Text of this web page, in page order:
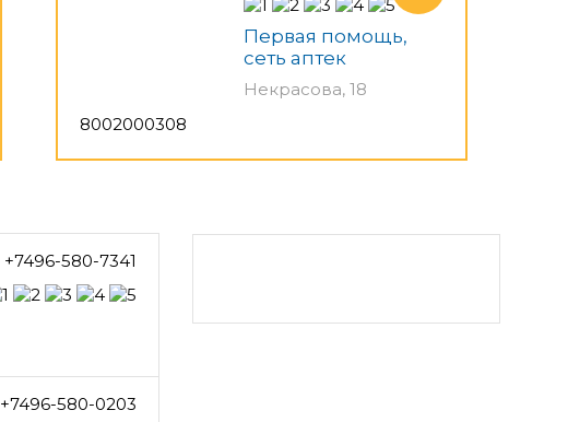
Первая помощь,
сеть аптек
Некрасова, 18
8002000308
+7496-580-7341
+7496-580-0203